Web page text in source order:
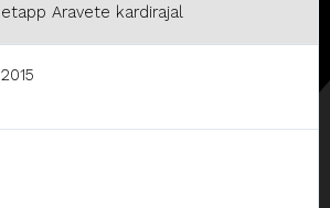
etapp Aravete kardirajal
2015